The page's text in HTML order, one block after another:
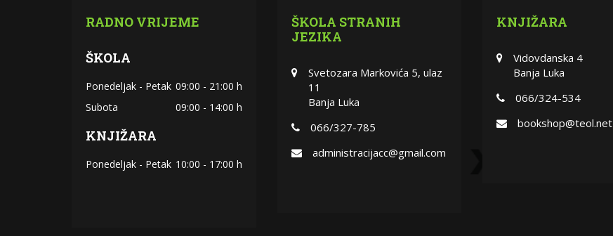
RADNO VRIJEME
ŠKOLA
Ponedeljak - Petak 09:00 - 21:00 h
Subota
09:00 - 14:00 h
KNJIŽARA
Ponedeljak - Petak 10:00 - 17:00 h
ŠKOLA STRANIH
JEZIKA
Svetozara Markovića 5, ulaz
11
Banja Luka
066/327-785
administracijacc@gmail.com
KNJIŽARA
Vidovdanska 4
Banja Luka
066/324-534
bookshop@teol.net